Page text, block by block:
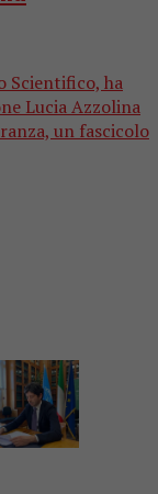
Scientifico, ha
Lucia Azzolina
un fascicolo